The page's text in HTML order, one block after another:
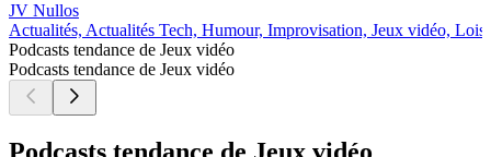
JV Nullos
Actualités, Actualités Tech, Humour, Improvisation, Jeux vidéo,
Podcasts tendance de Jeux vidéo
Podcasts tendance de Jeux vidéo